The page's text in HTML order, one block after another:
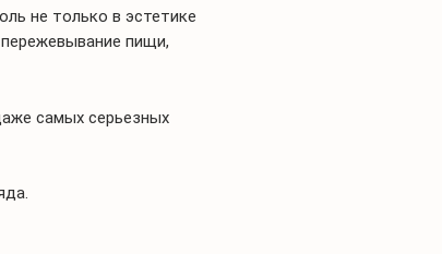
не только в эстетике
пищи,
самых серьезных